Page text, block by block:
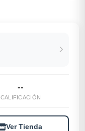
--
CALIFICACIÓN
Ver Tienda